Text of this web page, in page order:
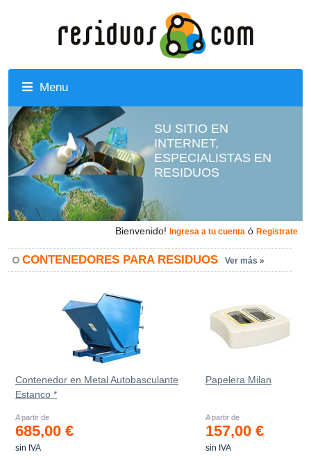
Menu
SU SITIO EN
INTERNET,
ESPECIALISTAS EN
RESIDUOS
Bienvenido! Ingresa a tu cuenta ó Registrate
CONTENEDORES PARA RESIDUOS Ver más »
Contenedor en Metal Autobasculante
Estanco *
A partir de
685,00 €
sin IVA
Papelera Milan
A partir de
157,00 €
sin IVA